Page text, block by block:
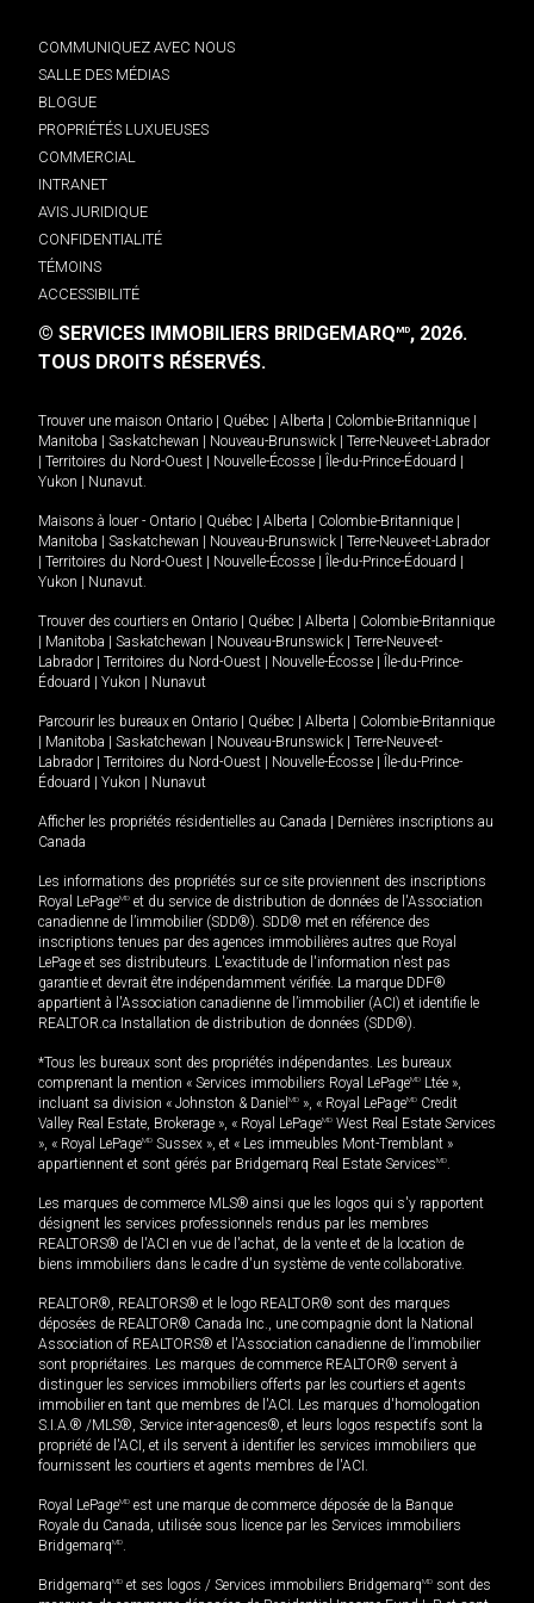
COMMUNIQUEZ AVEC NOUS
SALLE DES MÉDIAS
BLOGUE
PROPRIÉTÉS LUXUEUSES
COMMERCIAL
INTRANET
AVIS JURIDIQUE
CONFIDENTIALITÉ
TÉMOINS
ACCESSIBILITÉ
© SERVICES IMMOBILIERS BRIDGEMARQMD, 2026.
TOUS DROITS RÉSERVÉS.
Trouver une maison Ontario Québec Alberta Colombie-Britannique
Manitoba
Saskatchewan Nouveau-Brunswick
Terre-Neuve-et-Labrador
Territoires du Nord-Ouest Nouvelle-Écosse Île-du-Prince-Édouard
Yukon
Nunavut.
Maisons à louer - Ontario Québec Alberta Colombie-Britannique
Manitoba
Saskatchewan Nouveau-Brunswick
Terre-Neuve-et-Labrador
Territoires du Nord-Ouest Nouvelle-Écosse Île-du-Prince-Édouard
Yukon
Nunavut.
Trouver des courtiers en Ontario Québec Alberta
Colombie-Britannique
Manitoba Saskatchewan Nouveau-Brunswick
Terre-Neuve-et-
Labrador
Territoires du Nord-Ouest Nouvelle-Écosse
Île-du-Prince-
Édouard
Yukon Nunavut
Parcourir les bureaux en Ontario Québec Alberta
Colombie-Britannique
Manitoba Saskatchewan Nouveau-Brunswick
Terre-Neuve-et-
Labrador
Territoires du Nord-Ouest Nouvelle-Écosse
Île-du-Prince-
Édouard
Yukon Nunavut
Afficher les propriétés résidentielles au Canada
Dernières inscriptions au
Canada
Les informations des propriétés sur ce site proviennent des inscriptions
Royal LePageMD et du service de distribution de données de l'Association
canadienne de l’immobilier (SDD®). SDD® met en référence des
inscriptions tenues par des agences immobilières autres que Royal
LePage et ses distributeurs. L'exactitude de l'information n'est pas
garantie et devrait être indépendamment vérifiée. La marque DDF®
appartient à l'Association canadienne de l’immobilier (ACI) et identifie le
REALTOR.ca Installation de distribution de données (SDD®).
*Tous les bureaux sont des propriétés indépendantes. Les bureaux
comprenant la mention « Services immobiliers Royal LePageMD Ltée »,
incluant sa division « Johnston & Daniel MD », « Royal LePageMD Credit
Valley Real Estate, Brokerage », « Royal LePageMD West Real Estate Services
», « Royal LePageMD Sussex », et « Les immeubles Mont-Tremblant »
appartiennent et sont gérés par Bridgemarq Real Estate ServicesMD.
Les marques de commerce MLS® ainsi que les logos qui s'y rapportent
désignent les services professionnels rendus par les membres
REALTORS® de l'ACI en vue de l'achat, de la vente et de la location de
biens immobiliers dans le cadre d'un système de vente collaborative.
REALTOR®, REALTORS® et le logo REALTOR® sont des marques
déposées de REALTOR® Canada Inc., une compagnie dont la National
Association of REALTORS® et l'Association canadienne de l’immobilier
sont propriétaires. Les marques de commerce REALTOR® servent à
distinguer les services immobiliers offerts par les courtiers et agents
immobilier en tant que membres de l'ACI. Les marques d'homologation
S.I.A.® /MLS®, Service inter-agences®, et leurs logos respectifs sont la
propriété de l'ACI, et ils servent à identifier les services immobiliers que
fournissent les courtiers et agents membres de l'ACI.
Royal LePageMD est une marque de commerce déposée de la Banque
Royale du Canada, utilisée sous licence par les Services immobiliers
BridgemarqMD.
BridgemarqMD et ses logos / Services immobiliers BridgemarqMD sont des